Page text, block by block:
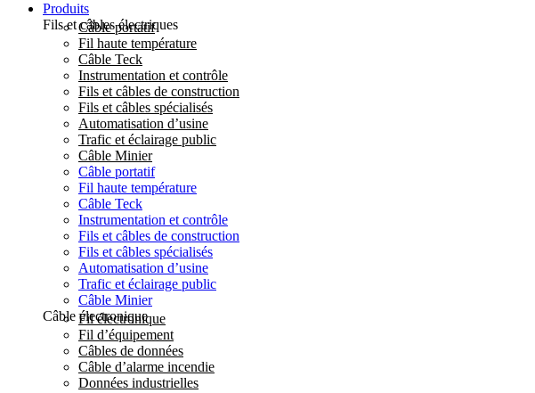
Produits
Fils et câbles électriques
Câble portatif
Fil haute température
Câble Teck
Instrumentation et contrôle
Fils et câbles de construction
Fils et câbles spécialisés
Automatisation d’usine
Trafic et éclairage public
Câble Minier
Câble portatif
Fil haute température
Câble Teck
Instrumentation et contrôle
Fils et câbles de construction
Fils et câbles spécialisés
Automatisation d’usine
Trafic et éclairage public
Câble Minier
Câble électronique
Fil électronique
Fil d’équipement
Câbles de données
Câble d’alarme incendie
Données industrielles